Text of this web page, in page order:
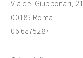
Via dei Giubbonari, 21
00186 Roma
06 6875287